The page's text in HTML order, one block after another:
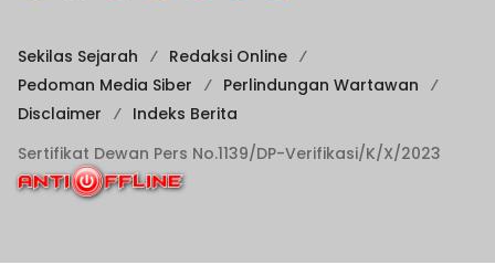
Sekilas Sejarah
Redaksi Online
Pedoman Media Siber
Perlindungan Wartawan
Disclaimer
Indeks Berita
Sertifikat Dewan Pers No.1139/DP-Verifikasi/K/X/2023